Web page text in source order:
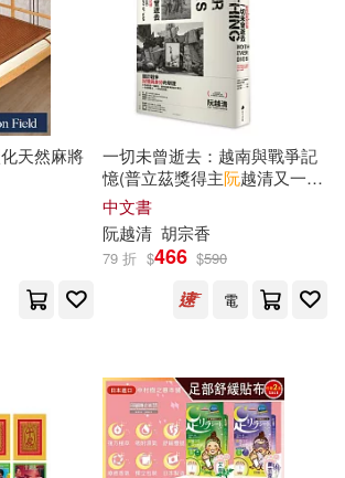
kumekawa meme(9)
せうかなめ(9)
ィ(9)
・プロデュース(9)
七瀬ひなた(9)
版社(36)
社(35)
天然麻將
一切未曾逝去：越南與戰爭記
憶(普立茲獎得主阮越清又一鉅
作)
中文書
阮越清 胡宗香
79 折 $466 $590
電